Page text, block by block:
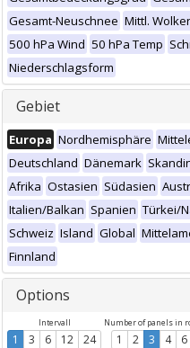
Gesamt-Neuschnee Mittl.
500 hPa Wind 50 hPa Temp
Niederschlagsform
Gebiet
Europa Nordhemisphäre
Deutschland Dänemark
Afrika Ostasien Südasien
Italien/Balkan Spanien Türkei/
Schweiz Island Global
Finnland
Options
Intervall
1 3 6 12 24
Number of panels in
1 2 3 4 6